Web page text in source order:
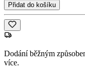
Přidat do košíku
Dodání běžným
více.